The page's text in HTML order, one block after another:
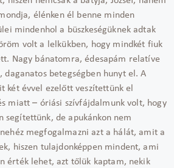
élénken él benne minden
mindenhol a büszkeségüknek adtak
volt a lelkükben, hogy mindkét fiuk
Nagy bánatomra, édesapám relatíve
daganatos betegségben hunyt el. A
két évvel ezelőtt veszítettünk el
miatt – óriási szívfájdalmunk volt, hogy
segítettünk, de apukánkon nem
megfogalmazni azt a hálát, amit a
hiszen tulajdonképpen mindent, ami
érték lehet, azt tőlük kaptam, nekik